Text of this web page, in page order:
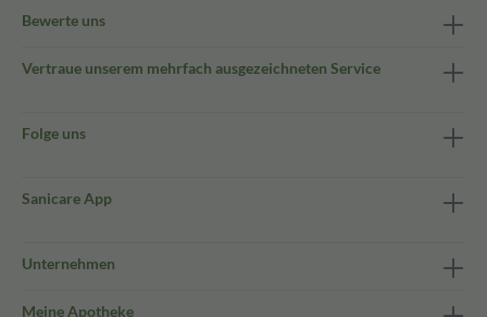
Bewerte uns
Vertraue unserem mehrfach ausgezeichneten Service
Folge uns
Sanicare App
Unternehmen
Meine Apotheke